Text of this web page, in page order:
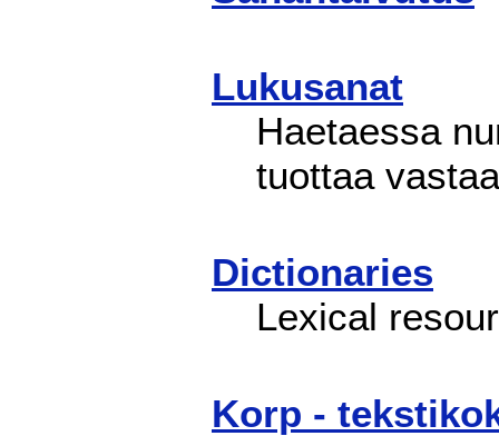
Lukusanat
Haetaessa
tuottaa
Dictionaries
Lexical
Korp -